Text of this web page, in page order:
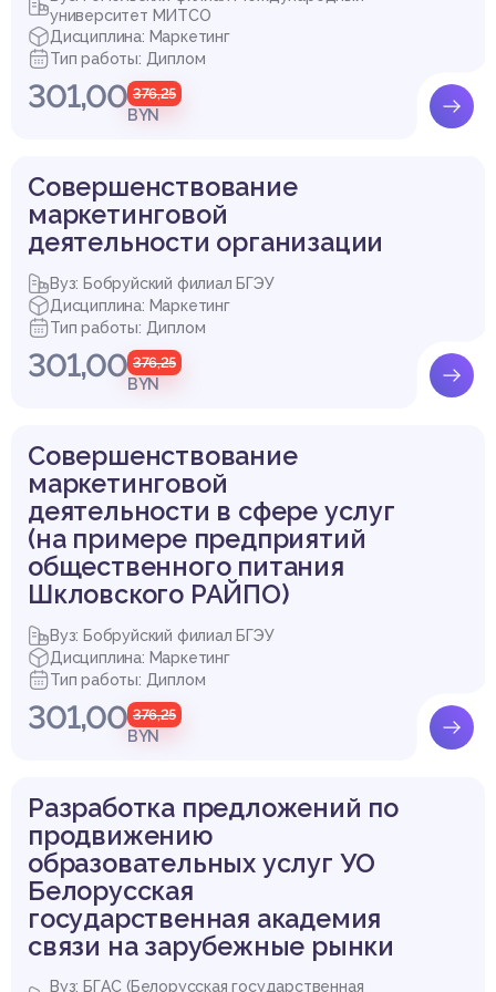
университет МИТСО
Дисциплина: Маркетинг
Тип работы: Диплом
301,00 376,25
BYN
Совершенствование
маркетинговой
деятельности организации
Вуз: Бобруйский филиал БГЭУ
Дисциплина: Маркетинг
Тип работы: Диплом
301,00 376,25
BYN
Совершенствование
маркетинговой
деятельности в сфере услуг
(на примере предприятий
общественного питания
Шкловского РАЙПО)
Вуз: Бобруйский филиал БГЭУ
Дисциплина: Маркетинг
Тип работы: Диплом
301,00 376,25
BYN
Разработка предложений по
продвижению
образовательных услуг УО
Белорусская
государственная академия
связи на зарубежные рынки
Вуз: БГАС (Белорусская государственная